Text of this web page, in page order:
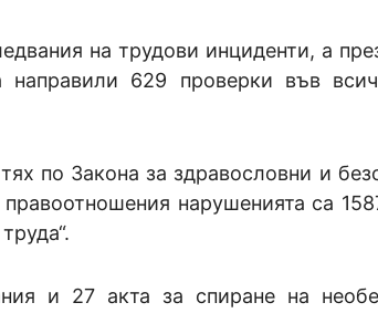
на трудови инциденти, а
629 проверки във
по Закона за здравословни и
нарушенията са
и 27 акта за спиране на